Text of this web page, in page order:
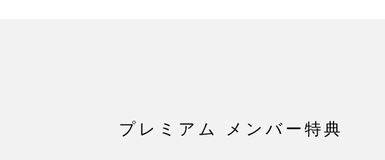
プレミアム メンバー特典